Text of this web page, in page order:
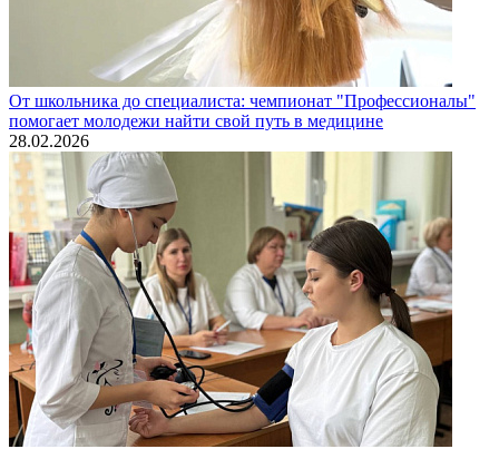
От школьника до специалиста: чемпионат "Профессионалы"
помогает молодежи найти свой путь в медицине
28.02.2026